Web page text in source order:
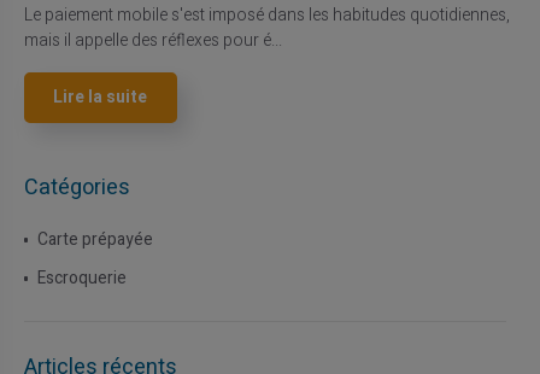
Le paiement mobile s'est imposé dans les habitudes quotidiennes,
mais il appelle des réflexes pour é...
Lire la suite
Catégories
Carte prépayée
Escroquerie